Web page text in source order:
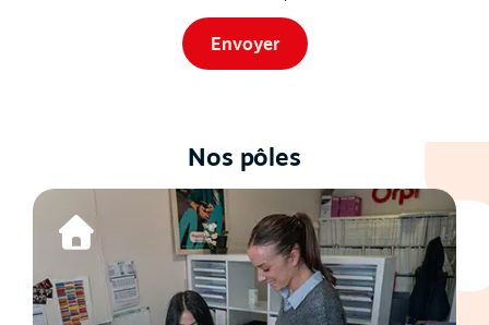
Nos pôles